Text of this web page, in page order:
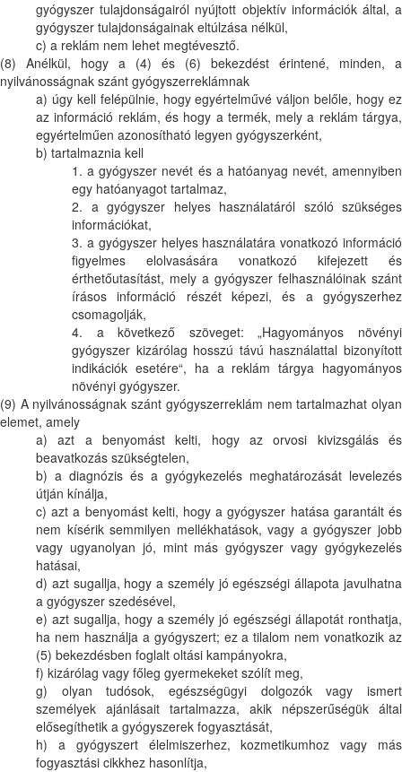
gyógyszer tulajdonságairól nyújtott objektív információk által, a
gyógyszer tulajdonságainak eltúlzása nélkül,
c) a reklám nem lehet megtévesztő.
(8) Anélkül, hogy a (4) és (6) bekezdést érintené, minden, a
nyilvánosságnak szánt gyógyszerreklámnak
a) úgy kell felépülnie, hogy egyértelművé váljon belőle, hogy ez
az információ reklám, és hogy a termék, mely a reklám tárgya,
egyértelműen azonosítható legyen gyógyszerként,
b) tartalmaznia kell
1. a gyógyszer nevét és a hatóanyag nevét, amennyiben
egy hatóanyagot tartalmaz,
2. a gyógyszer helyes használatáról szóló szükséges
információkat,
3. a gyógyszer helyes használatára vonatkozó információ
figyelmes elolvasására vonatkozó kifejezett és
érthetőutasítást, mely a gyógyszer felhasználóinak szánt
írásos információ részét képezi, és a gyógyszerhez
csomagolják,
4. a következő szöveget: „Hagyományos növényi
gyógyszer kizárólag hosszú távú használattal bizonyított
indikációk esetére“, ha a reklám tárgya hagyományos
növényi gyógyszer.
(9) A nyilvánosságnak szánt gyógyszerreklám nem tartalmazhat olyan
elemet, amely
a) azt a benyomást kelti, hogy az orvosi kivizsgálás és
beavatkozás szükségtelen,
b) a diagnózis és a gyógykezelés meghatározását levelezés
útján kínálja,
c) azt a benyomást kelti, hogy a gyógyszer hatása garantált és
nem kísérik semmilyen mellékhatások, vagy a gyógyszer jobb
vagy ugyanolyan jó, mint más gyógyszer vagy gyógykezelés
hatásai,
d) azt sugallja, hogy a személy jó egészségi állapota javulhatna
a gyógyszer szedésével,
e) azt sugallja, hogy a személy jó egészségi állapotát ronthatja,
ha nem használja a gyógyszert; ez a tilalom nem vonatkozik az
(5) bekezdésben foglalt oltási kampányokra,
f) kizárólag vagy főleg gyermekeket szólít meg,
g) olyan tudósok, egészségügyi dolgozók vagy ismert
személyek ajánlásait tartalmazza, akik népszerűségük által
elősegíthetik a gyógyszerek fogyasztását,
h) a gyógyszert élelmiszerhez, kozmetikumhoz vagy más
fogyasztási cikkhez hasonlítja,